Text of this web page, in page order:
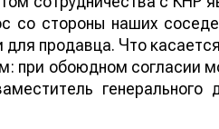
со стороны наших
для продавца. Что
при обоюдном согласии